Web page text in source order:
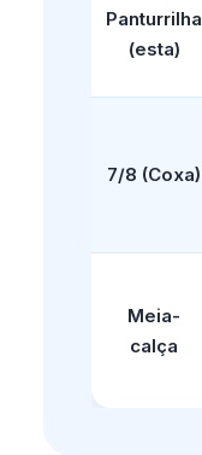
Panturrilha
(esta)
7/8 (Coxa)
Meia-
calça